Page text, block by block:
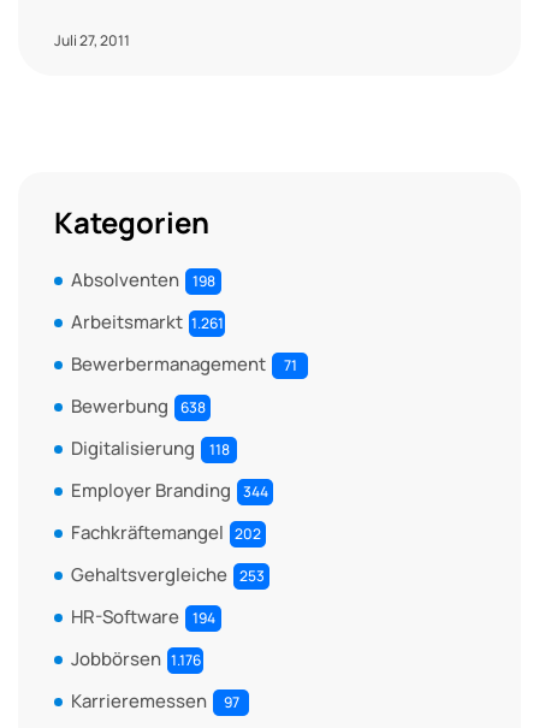
Juli 27, 2011
Kategorien
Absolventen 198
Arbeitsmarkt 1.261
Bewerbermanagement 71
Bewerbung 638
Digitalisierung 118
Employer Branding 344
Fachkräftemangel 202
Gehaltsvergleiche 253
HR-Software 194
Jobbörsen 1.176
Karrieremessen 97